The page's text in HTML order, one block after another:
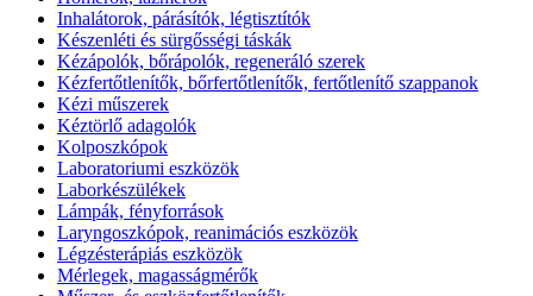
Inhalátorok, párásítók, légtisztítók
Készenléti és sürgősségi táskák
Kézápolók, bőrápolók, regeneráló szerek
Kézfertőtlenítők, bőrfertőtlenítők, fertőtlenítő szappanok
Kézi műszerek
Kéztörlő adagolók
Kolposzkópok
Laboratoriumi eszközök
Laborkészülékek
Lámpák, fényforrások
Laryngoszkópok, reanimációs eszközök
Légzésterápiás eszközök
Mérlegek, magasságmérők